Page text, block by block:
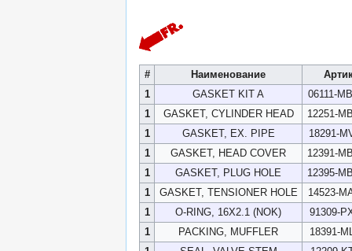
# Наименование
1
GASKET KIT A
06111-
1
GASKET, CYLINDER HEAD
12251-
1
GASKET, EX. PIPE
18291-
1
GASKET, HEAD COVER
12391-
1
GASKET, PLUG HOLE
12395-
1
GASKET, TENSIONER HOLE
14523-
1
O-RING, 16X2.1 (NOK)
91309-
1
PACKING, MUFFLER
18391-